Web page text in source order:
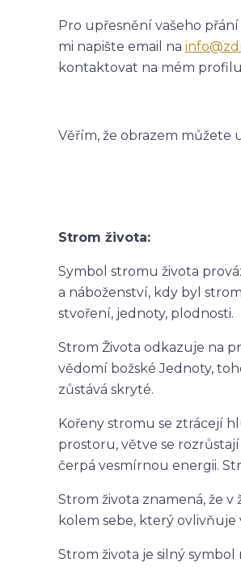
Pro upřesnění vašeho
mi napište email na
kontaktovat na mém profilu
Věřím, že obrazem můžete
Strom života:
Symbol stromu života
a náboženství, kdy byl
stvoření, jednoty, plodnosti.
Strom Života odkazuje na
vědomí božské Jednoty,
zůstává skryté.
Kořeny stromu se ztrácejí
prostoru, větve se
čerpá vesmírnou energii.
Strom života znamená, že
kolem sebe, který ovlivňuje
Strom života je silný